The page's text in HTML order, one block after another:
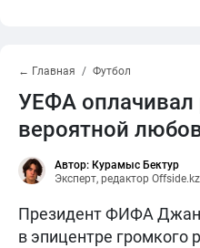
← Главная Футбол
УЕФА оплачивал
вероятной
Автор: Курамыс Бектур
Эксперт, редактор Offside.kz
Президент ФИФА
в эпицентре громкого